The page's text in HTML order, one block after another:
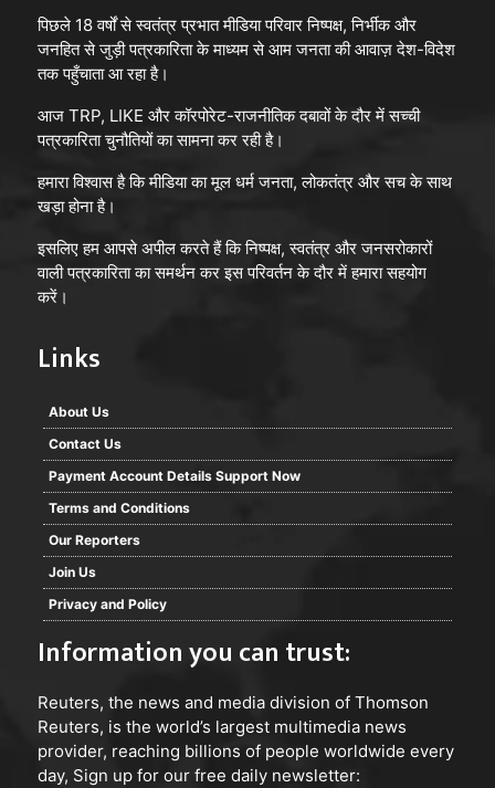
पिछले 18 वर्षों से स्वतंत्र प्रभात मीडिया परिवार निष्पक्ष, निर्भीक और
जनहित से जुड़ी पत्रकारिता के माध्यम से आम जनता की आवाज़ देश-विदेश
तक पहुँचाता आ रहा है।
आज TRP, LIKE और कॉरपोरेट-राजनीतिक दबावों के दौर में सच्ची
पत्रकारिता चुनौतियों का सामना कर रही है।
हमारा विश्वास है कि मीडिया का मूल धर्म जनता, लोकतंत्र और सच के साथ
खड़ा होना है।
इसलिए हम आपसे अपील करते हैं कि निष्पक्ष, स्वतंत्र और जनसरोकारों
वाली पत्रकारिता का समर्थन कर इस परिवर्तन के दौर में हमारा सहयोग
करें।
Links
About Us
Contact Us
Payment Account Details Support Now
Terms and Conditions
Our Reporters
Join Us
Privacy and Policy
Information you can trust:
Reuters, the news and media division of Thomson
Reuters, is the world’s largest multimedia news
provider, reaching billions of people worldwide every
day, Sign up for our free daily newsletter: